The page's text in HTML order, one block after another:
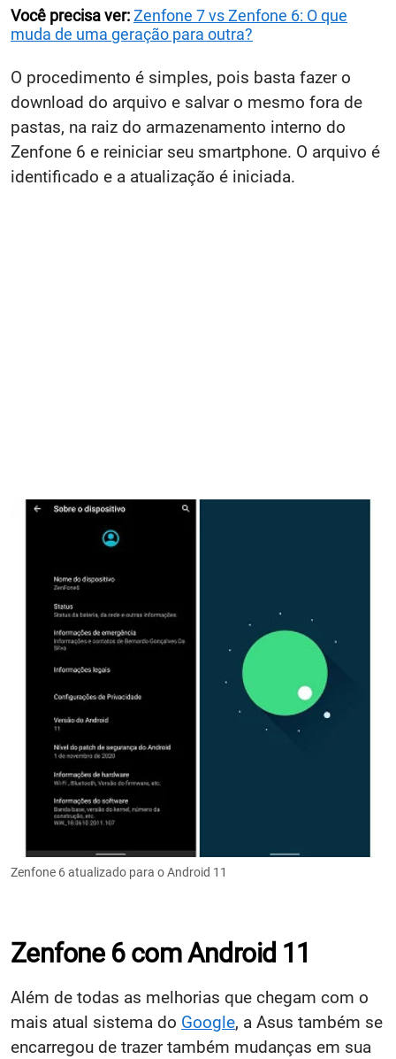
Você precisa ver:Zenfone 7 vs Zenfone 6: O que
muda de uma geração para outra?
O procedimento é simples, pois basta fazer o
download do arquivo e salvar o mesmo fora de
pastas, na raiz do armazenamento interno do
Zenfone 6 e reiniciar seu smartphone. O arquivo é
identificado e a atualização é iniciada.
Zenfone 6 atualizado para o Android 11
Zenfone 6 com Android 11
Além de todas as melhorias que chegam com o
mais atual sistema do Google, a Asus também se
encarregou de trazer também mudanças em sua